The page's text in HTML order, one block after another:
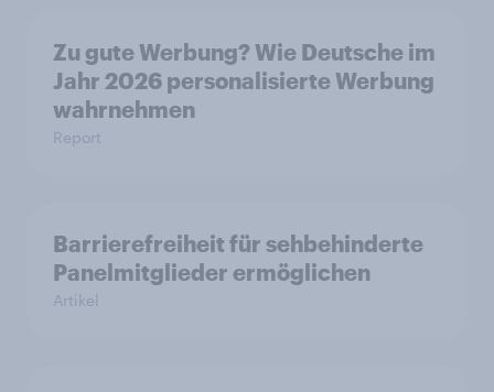
Zu gute Werbung? Wie Deutsche im
Jahr 2026 personalisierte Werbung
wahrnehmen
Report
Barrierefreiheit für sehbehinderte
Panelmitglieder ermöglichen
Artikel